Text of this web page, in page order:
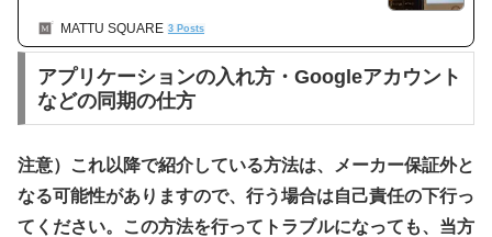
MATTU SQUARE 3 Posts
アプリケーションの入れ方・Googleアカウント
などの同期の仕方
注意）これ以降で紹介している方法は、メーカー保証外と
なる可能性がありますので、行う場合は自己責任の下行っ
てください。この方法を行ってトラブルになっても、当方